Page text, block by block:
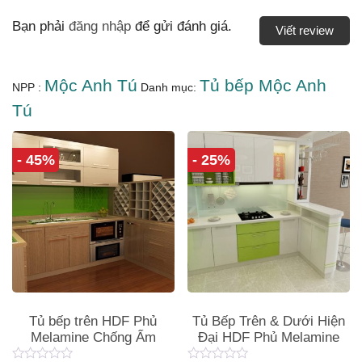
Viết review
Bạn phải đăng nhập để gửi đánh giá.
NPP : Mộc Anh Tú Danh mục: Tủ bếp Mộc Anh
Tú
- 45%
Tủ bếp trên HDF Phủ
Melamine Chống Ẩm
- 25%
Tủ Bếp Trên & Dưới Hiện
Đại HDF Phủ Melamine
Chống Trầy TB170